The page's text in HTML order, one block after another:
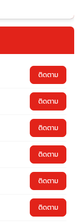
ติดตาม
ติดตาม
ติดตาม
ติดตาม
ติดตาม
ติดตาม